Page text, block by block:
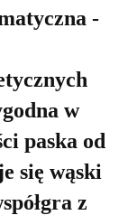
-
w
paska od
się wąski
z